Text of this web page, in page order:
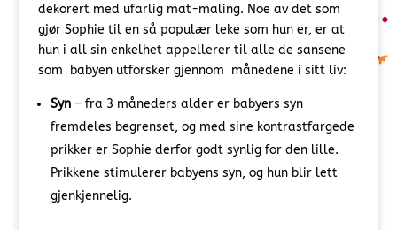
dekorert med ufarlig mat-maling. Noe av det som
gjør Sophie til en så populær leke som hun er, er at
hun i all sin enkelhet appellerer til alle de sansene
som babyen utforsker gjennom månedene i sitt liv:
Syn– fra 3 måneders alder er babyers syn
fremdeles begrenset, og med sine kontrastfargede
prikker er Sophie derfor godt synlig for den lille.
Prikkene stimulerer babyens syn, og hun blir lett
gjenkjennelig.